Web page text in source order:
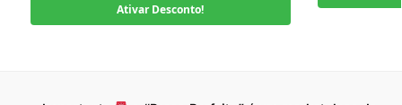
Ativar Desconto!